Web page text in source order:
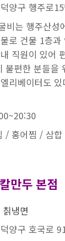
양구 행주로
비는 행주산성
로 건물 1층
직원이 있어
불편한 분들을
리베이터도
/ 홍어찜 / 삼합
만두 본점
냉면
양구 호국로